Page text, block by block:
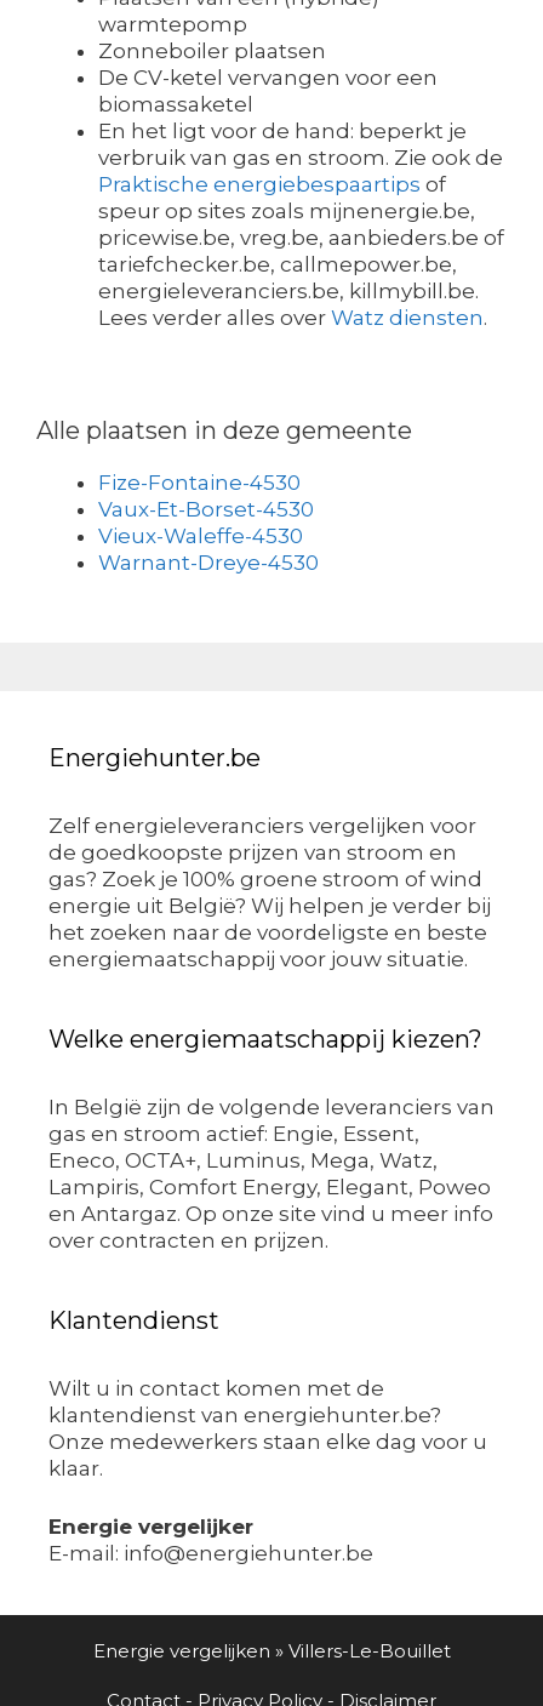
warmtepomp
Zonneboiler plaatsen
De CV-ketel vervangen voor een
biomassaketel
En het ligt voor de hand: beperkt je
verbruik van gas en stroom. Zie ook de
Praktische energiebespaartips of
speur op sites zoals mijnenergie.be,
pricewise.be, vreg.be, aanbieders.be of
tariefchecker.be, callmepower.be,
energieleveranciers.be, killmybill.be.
Lees verder alles over Watz diensten.
Alle plaatsen in deze gemeente
Fize-Fontaine-4530
Vaux-Et-Borset-4530
Vieux-Waleffe-4530
Warnant-Dreye-4530
Energiehunter.be
Zelf energieleveranciers vergelijken voor
de goedkoopste prijzen van stroom en
gas? Zoek je 100% groene stroom of wind
energie uit België? Wij helpen je verder bij
het zoeken naar de voordeligste en beste
energiemaatschappij voor jouw situatie.
Welke energiemaatschappij kiezen?
In België zijn de volgende leveranciers van
gas en stroom actief: Engie, Essent,
Eneco, OCTA+, Luminus, Mega, Watz,
Lampiris, Comfort Energy, Elegant, Poweo
en Antargaz. Op onze site vind u meer info
over contracten en prijzen.
Klantendienst
Wilt u in contact komen met de
klantendienst van energiehunter.be?
Onze medewerkers staan elke dag voor u
klaar.
Energie vergelijker
E-mail: info@energiehunter.be
Energie vergelijken » Villers-Le-Bouillet
Contact - Privacy Policy - Disclaimer